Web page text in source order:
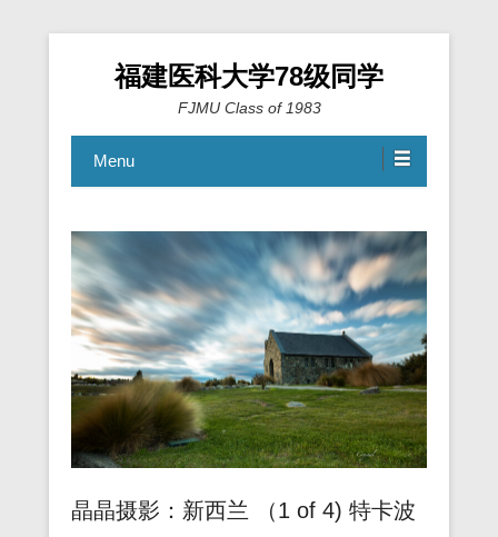
福建医科大学78级同学
FJMU Class of 1983
Menu
晶晶摄影：新西兰 （1 of 4) 特卡波